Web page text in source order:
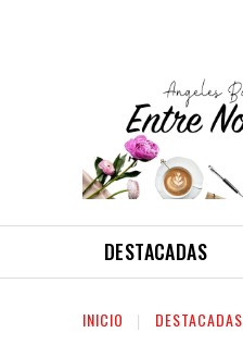
DESTACADAS
INICIO DESTACADAS